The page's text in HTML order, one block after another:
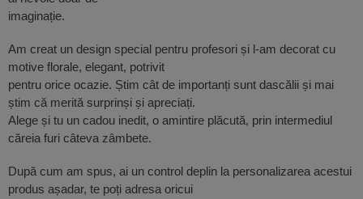
imaginație.
Am creat un design special pentru profesori și l-am decorat cu
motive florale, elegant, potrivit
pentru orice ocazie. Știm cât de importanți sunt dascălii și mai
știm că merită surprinși și apreciați.
Alege și tu un cadou inedit, o amintire plăcută, prin intermediul
căreia furi câteva zâmbete.
După cum am spus, ai un control deplin la personalizarea acestui
produs așadar, te poți adresa oricui